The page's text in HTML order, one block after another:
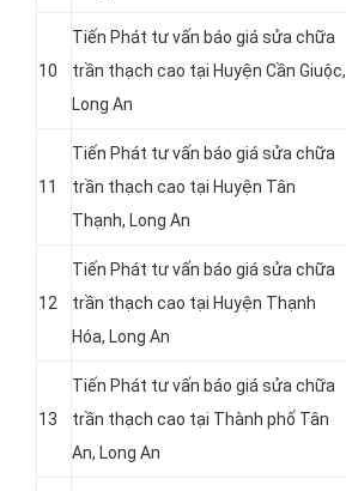
10
Tiến Phát tư vấn báo giá sửa chữa
trần thạch cao tại Huyện Cần Giuộc,
Long An
11
Tiến Phát tư vấn báo giá sửa chữa
trần thạch cao tại Huyện Tân
Thạnh, Long An
12
Tiến Phát tư vấn báo giá sửa chữa
trần thạch cao tại Huyện Thạnh
Hóa, Long An
13
Tiến Phát tư vấn báo giá sửa chữa
trần thạch cao tại Thành phố Tân
An, Long An